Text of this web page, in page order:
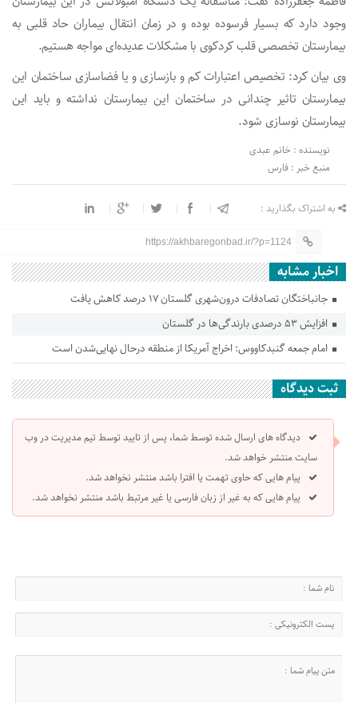
وجود دارد که بسیار فرسوده بوده و در زمان انتقال بیماران حاد قلبی به
بیمارستان تخصصی قلب کردکوی با مشکلات عدیده‌ای مواجه هستیم.
وی بیان کرد: تخصیص اعتبارات کم و بازسازی و یا فضاسازی ساختمان این
بیمارستان تاثیر چندانی در ساختمان این بیمارستان نداشته و باید این
بیمارستان نوسازی شود.
نویسنده : خانم عبدی
منبع خبر : فارس
به اشتراک بگذارید :
https://akhbaregonbad.ir/?p=1124
اخبار مشابه
جانباختگان تصادفات درون‌شهری گلستان ۱۷ درصد کاهش یافت
افزایش ۵۳ درصدی بارندگی‌ها در گلستان
امام جمعه گنبدکاووس: اخراج آمریکا از منطقه درحال نهایی‌شدن است
ثبت دیدگاه
دیدگاه های ارسال شده توسط شما، پس از تایید توسط تیم مدیریت در وب
سایت منتشر خواهد شد.
پیام هایی که حاوی تهمت یا افترا باشد منتشر نخواهد شد.
پیام هایی که به غیر از زبان فارسی یا غیر مرتبط باشد منتشر نخواهد شد.